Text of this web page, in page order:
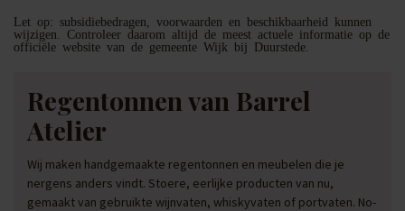
Let op: subsidiebedragen, voorwaarden en beschikbaarheid kunnen
wijzigen. Controleer daarom altijd de meest actuele informatie op de
officiële website van de gemeente Wijk bij Duurstede.
Regentonnen van Barrel
Atelier
Wij maken handgemaakte regentonnen en meubelen die je
nergens anders vindt. Stoere, eerlijke producten van nu,
gemaakt van gebruikte wijnvaten, whiskyvaten of portvaten. No-